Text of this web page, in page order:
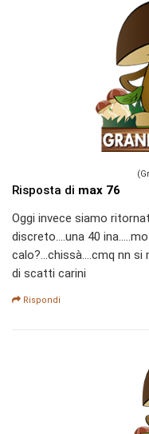
Risposta di max 76
Oggi invece siamo
discreto....una 40
calo?...chissà....cmq nn si
di scatti carini
Rispondi